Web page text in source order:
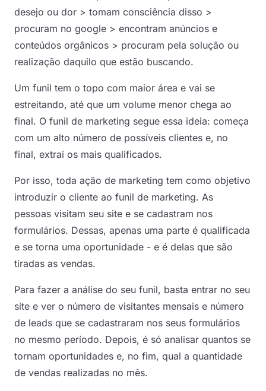
desejo ou dor > tomam consciência disso >
procuram no google > encontram anúncios e
conteúdos orgânicos > procuram pela solução ou
realização daquilo que estão buscando.
Um funil tem o topo com maior área e vai se
estreitando, até que um volume menor chega ao
final. O funil de marketing segue essa ideia: começa
com um alto número de possíveis clientes e, no
final, extrai os mais qualificados.
Por isso, toda ação de marketing tem como objetivo
introduzir o cliente ao funil de marketing. As
pessoas visitam seu site e se cadastram nos
formulários. Dessas, apenas uma parte é qualificada
e se torna uma oportunidade - e é delas que são
tiradas as vendas.
Para fazer a análise do seu funil, basta entrar no seu
site e ver o número de visitantes mensais e número
de leads que se cadastraram nos seus formulários
no mesmo período. Depois, é só analisar quantos se
tornam oportunidades e, no fim, qual a quantidade
de vendas realizadas no mês.